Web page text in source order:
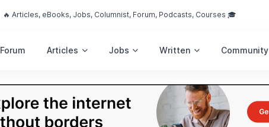
🔥 Articles, eBooks, Jobs, Columnist, Forum, Podcasts, Courses 🎓
Forum Articles Jobs Written Community